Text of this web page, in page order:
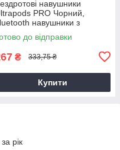
навушники
PRO Чорний,
навушники з
для телефону,
до відправки
₴ 333,75 ₴
Купити
рік